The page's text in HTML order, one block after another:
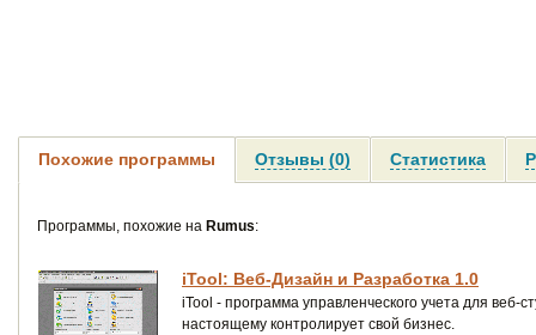
Похожие программы Отзывы (0) Статистика
Программы, похожие на Rumus:
iTool: Веб-Дизайн и Разработка 1.0
iTool - программа управленческого учета для веб-
настоящему контролирует свой бизнес.